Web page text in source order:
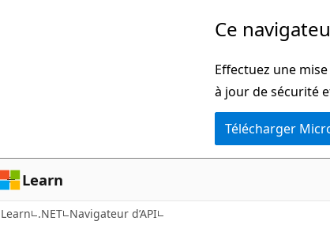
page
Ce
Effectuez une
à jour de sécurité
Télécharger
Learn
Learn .NET Navigateur d’API